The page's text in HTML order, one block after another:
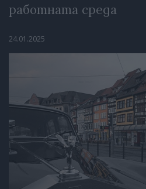
работната среда
24.01.2025